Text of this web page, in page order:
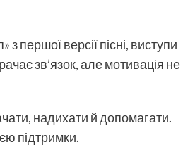
версії пісні, виступи
зв’язок, але мотивація не
надихати й допомагати.
підтримки.